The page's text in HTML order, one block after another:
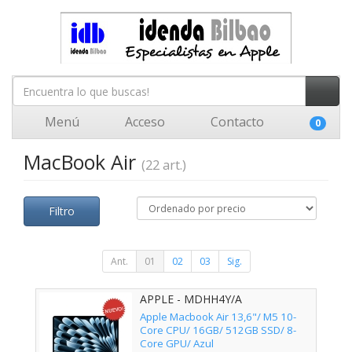
Menú Acceso Contacto 0
MacBook Air (22 art.)
Filtro
Ant. 01 02 03 Sig.
APPLE - MDHH4Y/A
Apple Macbook Air 13,6"/ M5 10-
Core CPU/ 16GB/ 512GB SSD/ 8-
Core GPU/ Azul